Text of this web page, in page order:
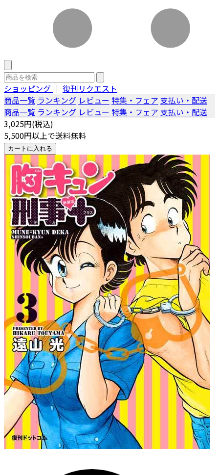
ショッピング ｜ 復刊リクエスト
商品一覧 ランキング レビュー 特集・フェア 支払い・配送
商品一覧 ランキング レビュー 特集・フェア 支払い・配送
3,025円(税込)
5,500円以上で送料無料
カートに入れる